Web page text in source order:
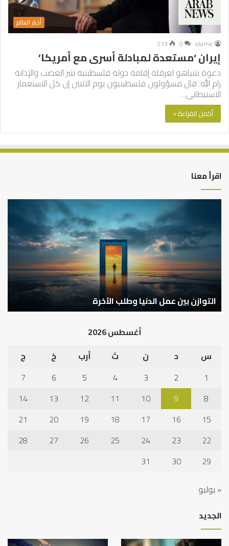
أخبار العالم
islamic
0
213
إيران ‘مستعدة لمبادلة أسرى مع أمريكا’
دعوة نتنياهو لعرقلة إقامة دولة فلسطينية تثير الغضب والإدانة
رام الله: قال مسؤولون فلسطينيون يوم الاثنين إن كل الاستعمار
الاستيطاني…
أكمل القراءة »
اقرأ معنا
التوازن
عمل
الدنيا
وطلب
التوازن بين عمل الدنيا وطلب الآخرة
أغسطس 2026
س
د ن ث أرب خ
ج
1
2
3
4
5
6
7
8
9
10
11
12
13
14
15
16
17
18
19
20
21
22
23
24
25
26
27
28
29
30
31
« يوليو
الجديد